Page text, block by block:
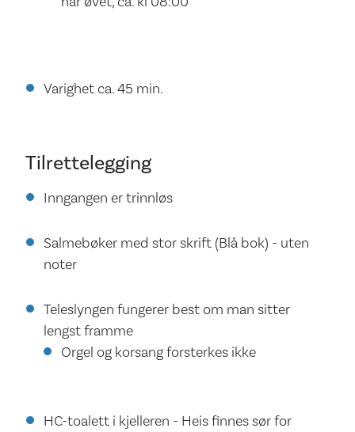
Varighet ca. 45 min.
Tilrettelegging
Inngangen er trinnløs
Salmebøker med stor skrift (Blå bok) - uten
noter
Teleslyngen fungerer best om man sitter
lengst framme
Orgel og korsang forsterkes ikke
HC-toalett i kjelleren - Heis finnes sør for